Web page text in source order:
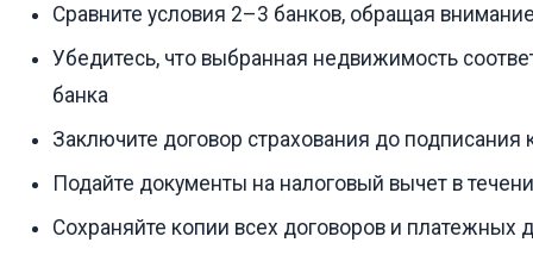
Сравните условия 2–3 банков, обращая
Убедитесь, что выбранная недвижимость
банка
Заключите договор страхования до подписания
Подайте документы на налоговый вычет в
Сохраняйте копии всех договоров и платежных